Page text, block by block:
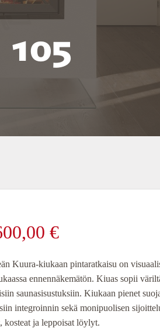
€
Kuura-kiukaan pintaratkaisu on
ennennäkemätön. Kiuas sopii
saunasisustuksiin. Kiukaan pienet
integroinnin sekä monipuolisen
kosteat ja leppoisat löylyt.